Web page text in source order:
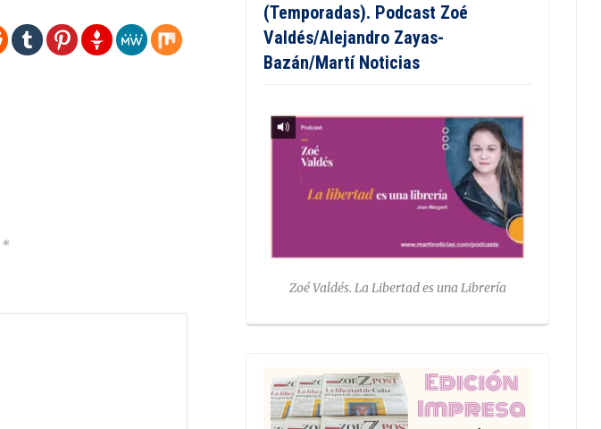
*
(Temporadas). Podcast Zoé
Valdés/Alejandro Zayas-
Bazán/Martí Noticias
Zoé Valdés. La Libertad es una Librería